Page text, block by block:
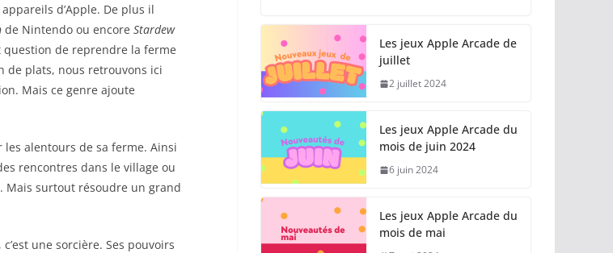
d’Apple. De plus il
de Nintendo ou encore Stardew
question de reprendre la ferme
de plats, nous retrouvons ici
Mais ce genre ajoute
les alentours de sa ferme. Ainsi
rencontres dans le village ou
Mais surtout résoudre un grand
une sorcière. Ses pouvoirs
Les jeux Apple Arcade de
juillet
2 juillet 2024
Les jeux Apple Arcade du
mois de juin 2024
6 juin 2024
Les jeux Apple Arcade du
mois de mai